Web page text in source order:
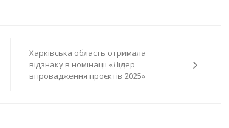
Харківська область отримала
відзнаку в номінації «Лідер
впровадження проєктів 2025»